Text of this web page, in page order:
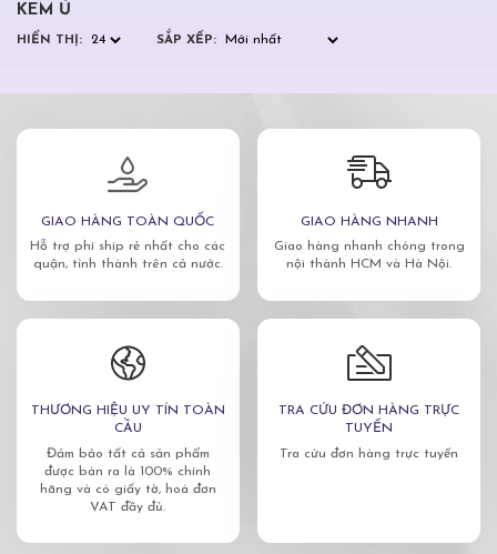
KEM Ủ
HIỂN THỊ: SẮP XẾP:
GIAO HÀNG TOÀN QUỐC
Hỗ trợ phí ship rẻ nhất cho các
quận, tỉnh thành trên cả nước.
GIAO HÀNG NHANH
Giao hàng nhanh chóng trong
nội thành HCM và Hà Nội.
THƯƠNG HIỆU UY TÍN TOÀN
CẦU
Đảm bảo tất cả sản phẩm
được bán ra là 100% chính
hãng và có giấy tờ, hoá đơn
VAT đầy đủ.
TRA CỨU ĐƠN HÀNG TRỰC
TUYẾN
Tra cứu đơn hàng trực tuyến